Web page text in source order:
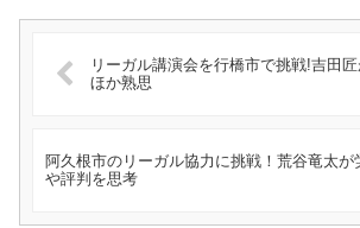
リーガル講演会を行橋市で挑戦!吉田
ほか熟思
阿久根市のリーガル協力に挑戦！荒谷竜太が
や評判を思考